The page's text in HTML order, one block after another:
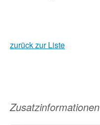
zurück zur Liste
Zusatzinformationen